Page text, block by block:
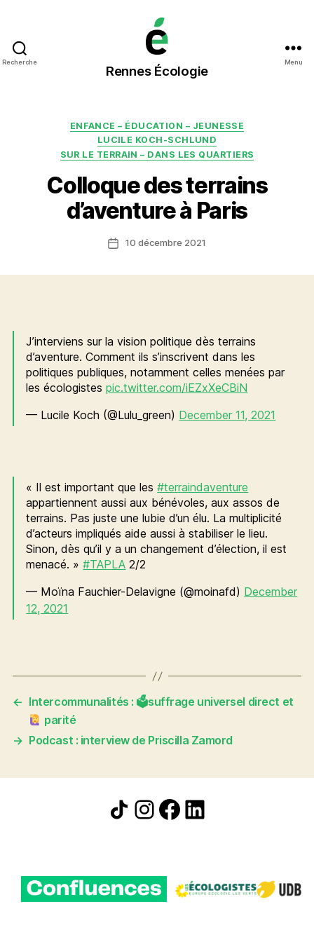
Recherche
Rennes
Écologie
Rennes Écologie
Menu
Catégories
ENFANCE – ÉDUCATION – JEUNESSE
LUCILE KOCH-SCHLUND
SUR LE TERRAIN – DANS LES QUARTIERS
Colloque des terrains
d’aventure à Paris
Date10 décembre 2021
J’interviens sur la vision politique dès terrains
d’aventure. Comment ils s’inscrivent dans les
politiques publiques, notamment celles menées par
les écologistespic.twitter.com/iEZxXeCBiN
— Lucile Koch (@Lulu_green) December 11, 2021
« Il est important que les#terraindaventure
appartiennent aussi aux bénévoles, aux assos de
terrains. Pas juste une lubie d’un élu. La multiplicité
d’acteurs impliqués aide aussi à stabiliser le lieu.
Sinon, dès qu’il y a un changement d’élection, il est
menacé. »#TAPLA 2/2
— Moïna Fauchier-Delavigne (@moinafd) December
12, 2021
← Intercommunalités : 🗳suffrage universel direct et
parité
→ Podcast : interview de Priscilla Zamord
Icône de partage
Instagram
Facebook
LinkedIn